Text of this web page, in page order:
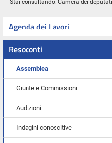
Stai consultando: Camera dei deputati
Agenda dei Lavori
Resoconti
Assemblea
Giunte e Commissioni
Audizioni
Indagini conoscitive